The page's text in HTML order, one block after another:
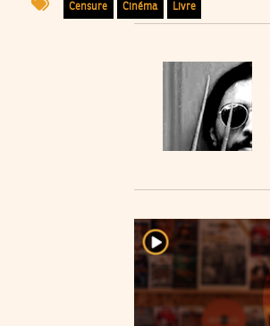
Censure Cinéma Livre